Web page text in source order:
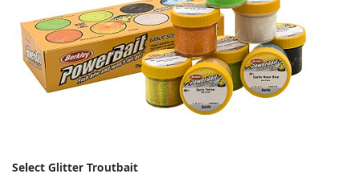
Select Glitter Troutbait